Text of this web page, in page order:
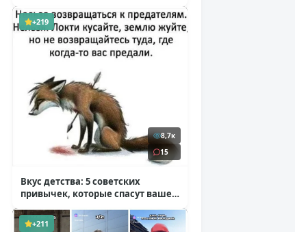
+219
8,7к
15
Вкус детства: 5 советских
привычек, которые спасут ваше
+211